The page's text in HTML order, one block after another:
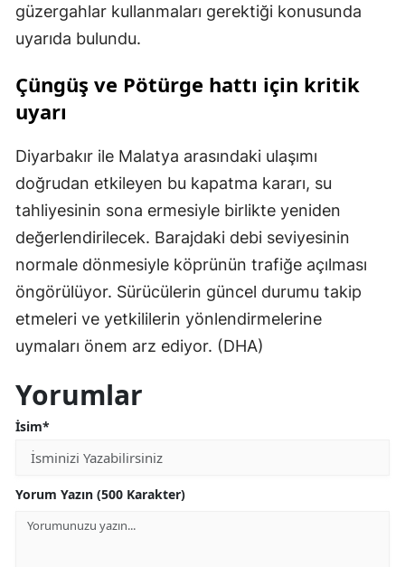
güzergahlar kullanmaları gerektiği konusunda
uyarıda bulundu.
Çüngüş ve Pötürge hattı için kritik
uyarı
Diyarbakır ile Malatya arasındaki ulaşımı
doğrudan etkileyen bu kapatma kararı, su
tahliyesinin sona ermesiyle birlikte yeniden
değerlendirilecek. Barajdaki debi seviyesinin
normale dönmesiyle köprünün trafiğe açılması
öngörülüyor. Sürücülerin güncel durumu takip
etmeleri ve yetkililerin yönlendirmelerine
uymaları önem arz ediyor. (DHA)
Yorumlar
İsim*
Yorum Yazın (500 Karakter)